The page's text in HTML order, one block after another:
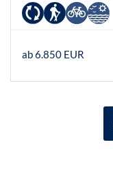
ab 6.850 EUR